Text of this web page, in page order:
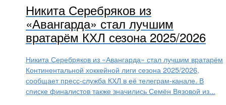
Никита Серебряков из
«Авангарда» стал лучшим
вратарём КХЛ сезона 2025/2026
Никита Серебряков из «Авангарда» стал лучшим вратарём
Континентальной хоккейной лиги сезона 2025/2026,
сообщает пресс-служба КХЛ в её телеграм-канале. В
списке финалистов также значились Семён Вязовой из...